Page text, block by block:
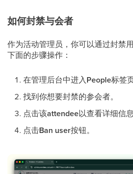
如何封禁与会者
作为活动管理员，你可以通过封禁
下面的步骤操作：
在管理后台中进入People标签页
找到你想要封禁的参会者。
点击该attendee以查看详细信息
点击Ban user按钮。